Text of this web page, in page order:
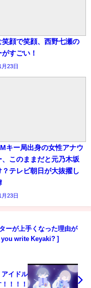
笑顔で笑顔、西野七瀬の
すごい！
23日
キー局出身の女性アナウ
、このままだと元乃木坂
？テレビ朝日が大抜擢し
23日
ーが上手くなった理由が
悲しすぎるwwww[Can't you write Keyaki? ]
イドル
！！！